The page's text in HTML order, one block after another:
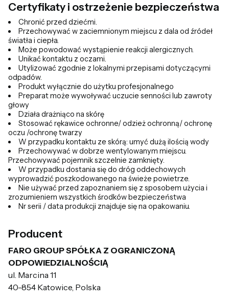
Certyfikaty i ostrzeżenie bezpieczeństwa
Chronić przed dziećmi.
Przechowywać w zaciemnionym miejscu z dala od źródeł
światła i ciepła.
Może powodować wystąpienie reakcji alergicznych.
Unikać kontaktu z oczami.
Utylizować zgodnie z lokalnymi przepisami dotyczącymi
odpadów.
Produkt wyłącznie do użytku profesjonalnego
Preparat może wywoływać uczucie senności lub zawroty
głowy
Działa drażniąco na skórę
Stosować rękawice ochronne/ odzież ochronną/ ochronę
oczu /ochronę twarzy
W przypadku kontaktu ze skórą: umyć dużą ilością wody
Przechowywać w dobrze wentylowanym miejscu.
Przechowywać pojemnik szczelnie zamknięty.
W przypadku dostania się do dróg oddechowych
wyprowadzić poszkodowanego na świeże powietrze.
Nie używać przed zapoznaniem się z sposobem użycia i
zrozumieniem wszystkich środków bezpieczeństwa
Nr serii / data produkcji znajduje się na opakowaniu.
Producent
FARO GROUP SPÓŁKA Z OGRANICZONĄ
ODPOWIEDZIALNOŚCIĄ
ul. Marcina 11
40-854 Katowice, Polska